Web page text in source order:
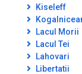
Kiseleff
Lacul Morii
Lacul Tei
Lahovari
Libertatii